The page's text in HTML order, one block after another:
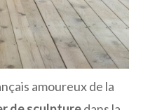
amoureux de la